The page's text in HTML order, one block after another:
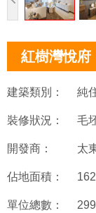
紅樹灣悅府
建築類別： 純
裝修狀況： 毛
開發商： 太
佔地面積：
單位總數：